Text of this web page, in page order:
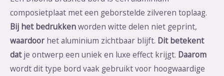
composietplaat met een geborstelde zilveren toplaag.
Bij het bedrukkenworden witte delen niet geprint,
waardoor het aluminium zichtbaar blijft. Dit betekent
datje ontwerp een uniek en luxe effect krijgt. Daarom
wordt dit type bord vaak gebruikt voor hoogwaardige